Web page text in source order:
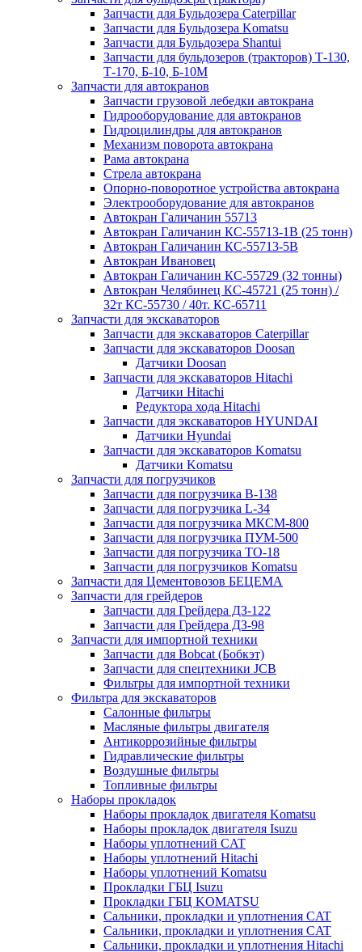
Запчасти для Бульдозера Caterpillar
Запчасти для Бульдозера Komatsu
Запчасти для Бульдозера Shantui
Запчасти для бульдозеров (тракторов) Т-130,
Т-170, Б-10, Б-10М
Запчасти для автокранов
Запчасти грузовой лебедки автокрана
Гидрооборудование для автокранов
Гидроцилиндры для автокранов
Механизм поворота автокрана
Рама автокрана
Стрела автокрана
Опорно-поворотное устройства автокрана
Электрооборудование для автокранов
Автокран Галичанин 55713
Автокран Галичанин КС-55713-1В (25 тонн)
Автокран Галичанин КС-55713-5В
Автокран Ивановец
Автокран Галичанин КС-55729 (32 тонны)
Автокран Челябинец КС-45721 (25 тонн) /
32т КС-55730 / 40т. КС-65711
Запчасти для экскаваторов
Запчасти для экскаваторов Caterpillar
Запчасти для экскаваторов Doosan
Датчики Doosan
Запчасти для экскаваторов Hitachi
Датчики Hitachi
Редуктора хода Hitachi
Запчасти для экскаваторов HYUNDAI
Датчики Hyundai
Запчасти для экскаваторов Komatsu
Датчики Komatsu
Запчасти для погрузчиков
Запчасти для погрузчика B-138
Запчасти для погрузчика L-34
Запчасти для погрузчика МКСМ-800
Запчасти для погрузчика ПУМ-500
Запчасти для погрузчика ТО-18
Запчасти для погрузчиков Komatsu
Запчасти для Цементовозов БЕЦЕМА
Запчасти для грейдеров
Запчасти для Грейдера ДЗ-122
Запчасти для Грейдера ДЗ-98
Запчасти для импортной техники
Запчасти для Bobcat (Бобкэт)
Запчасти для спецтехники JCB
Фильтры для импортной техники
Фильтра для экскаваторов
Салонные фильтры
Масляные фильтры двигателя
Антикоррозийные фильтры
Гидравлические фильтры
Воздушные фильтры
Топливные фильтры
Наборы прокладок
Наборы прокладок двигателя Komatsu
Наборы прокладок двигателя Isuzu
Наборы уплотнений CAT
Наборы уплотнений Hitachi
Наборы уплотнений Komatsu
Прокладки ГБЦ Isuzu
Прокладки ГБЦ KOMATSU
Сальники, прокладки и уплотнения CAT
Сальники, прокладки и уплотнения CAT
Сальники, прокладки и уплотнения Hitachi